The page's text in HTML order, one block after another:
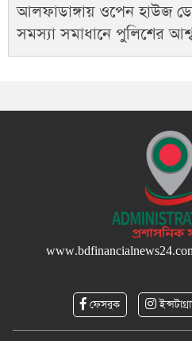
আলফাডাঙ্গায় ওপেন হাউজ
সমস্যা সমাধানে পুলিশের
ফেসবুক